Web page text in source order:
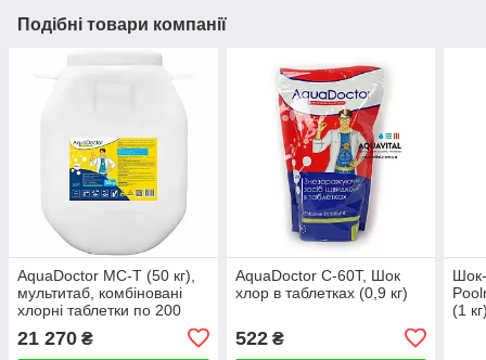
Подібні товари компанії
AquaDoctor MC-T (50 кг),
мультитаб, комбіновані
хлорні таблетки по 200
21 270 ₴
AquaDoctor C-60T, Шок
хлор в таблетках (0,9 кг)
522₴
(1